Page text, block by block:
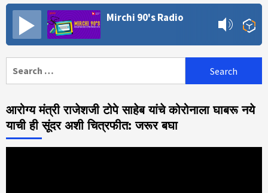
Mirchi 90's Radio
आरोग्य मंत्री राजेशजी टोपे साहेब यांचे कोरोनाला घाबरू नये
याची ही सूंदर अशी चित्रफीत: जरूर बघा